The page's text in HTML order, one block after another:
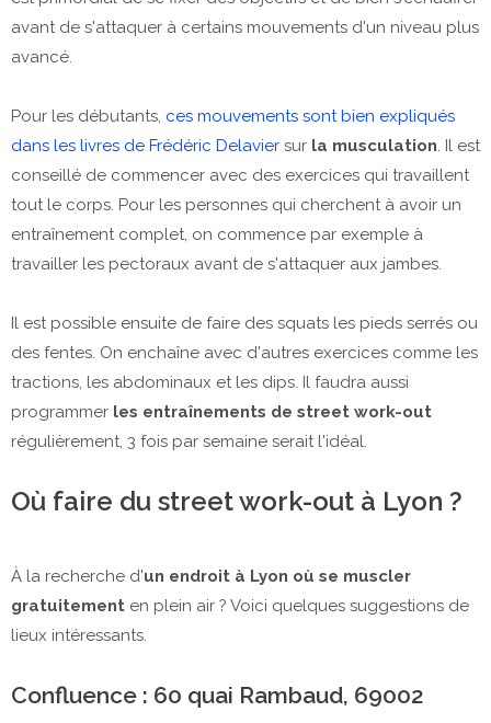
avant de s'attaquer à certains mouvements d'un niveau plus
avancé.
Pour les débutants, ces mouvements sont bien expliqués
dans les livres de Frédéric Delavier sur la musculation . Il est
conseillé de commencer avec des exercices qui travaillent
tout le corps. Pour les personnes qui cherchent à avoir un
entraînement complet, on commence par exemple à
travailler les pectoraux avant de s'attaquer aux jambes.
Il est possible ensuite de faire des squats les pieds serrés ou
des fentes. On enchaîne avec d'autres exercices comme les
tractions, les abdominaux et les dips. Il faudra aussi
programmer les entraînements de street work-out
régulièrement, 3 fois par semaine serait l'idéal.
Où faire du street work-out à Lyon ?
À la recherche d'un endroit à Lyon où se muscler
gratuitement en plein air ? Voici quelques suggestions de
lieux intéressants.
Confluence : 60 quai Rambaud, 69002